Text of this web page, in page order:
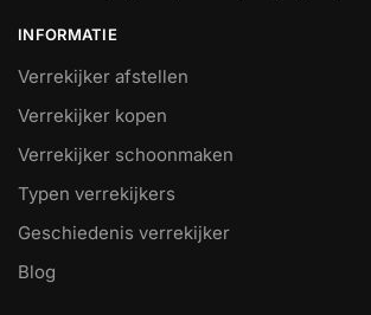
INFORMATIE
Verrekijker afstellen
Verrekijker kopen
Verrekijker schoonmaken
Typen verrekijkers
Geschiedenis verrekijker
Blog